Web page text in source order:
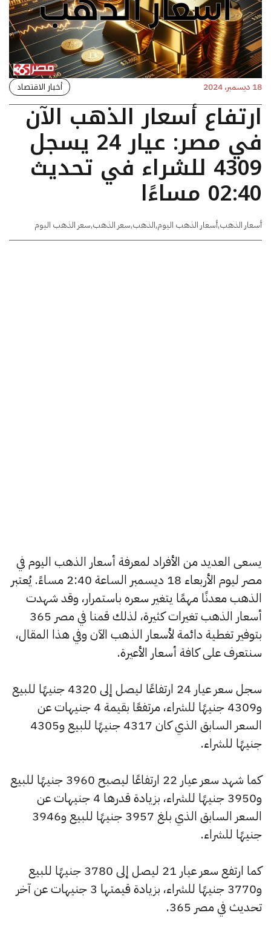
18 ديسمبر، 2024 أخبار الاقتصاد
ارتفاع أسعار الذهب الآن
في مصر: عيار 24 يسجل
4309 للشراء في تحديث
02:40 مساءًا
أسعار الذهب,أسعار الذهب اليوم,الذهب,سعر الذهب,سعر الذهب اليوم
يسعى العديد من الأفراد لمعرفة أسعار الذهب اليوم في
مصر ليوم الأربعاء 18 ديسمبر الساعة 2:40 مساءً. يُعتبر
الذهب معدنًا مهمًا يتغير سعره باستمرار، وقد شهدت
أسعار الذهب تغيرات كثيرة، لذلك قمنا في مصر 365
بتوفير تغطية دائمة لأسعار الذهب الآن وفي هذا المقال،
سنتعرف على كافة أسعار الأعيرة.
سجل سعر عيار 24 ارتفاعًا ليصل إلى 4320 جنيهًا للبيع
و4309 جنيهًا للشراء، مرتفعًا بقيمة 4 جنيهات عن
السعر السابق الذي كان 4317 جنيهًا للبيع و4305
جنيهًا للشراء.
كما شهد سعر عيار 22 ارتفاعًا ليصبح 3960 جنيهًا للبيع
و3950 جنيهًا للشراء، بزيادة قدرها 4 جنيهات عن
السعر السابق الذي بلغ 3957 جنيهًا للبيع و3946
جنيهًا للشراء.
كما ارتفع سعر عيار 21 ليصل إلى 3780 جنيهًا للبيع
و3770 جنيهًا للشراء، بزيادة قيمتها 3 جنيهات عن آخر
تحديث في مصر 365.